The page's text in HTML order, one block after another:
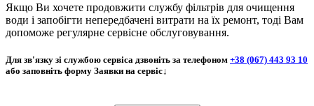
Якщо Ви хочете продовжити службу фільтрів для очищення
води і запобігти непередбачені витрати на їх ремонт, тоді Вам
допоможе регулярне сервісне обслуговування.
Для зв'язку зі службою сервіса дзвоніть за телефоном +38 (067) 443 93 10
або заповніть форму Заявки на сервіс↓